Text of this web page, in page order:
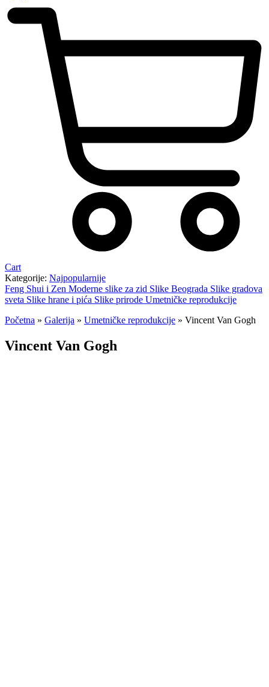
Cart
Kategorije: Najpopularnije
Feng Shui i Zen Moderne slike za zid Slike Beograda Slike gradova
sveta Slike hrane i pića Slike prirode Umetničke reprodukcije
Početna » Galerija » Umetničke reprodukcije » Vincent Van Gogh
Vincent Van Gogh